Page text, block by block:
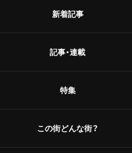
新着記事
記事・連載
特集
この街どんな街？